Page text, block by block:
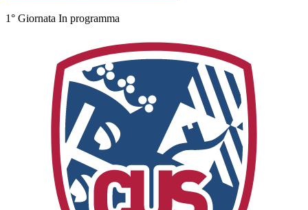
1° Giornata In programma